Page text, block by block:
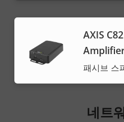
AXIS
패시브 스
네트